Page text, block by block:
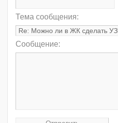
Тема сообщения:
Сообщение: